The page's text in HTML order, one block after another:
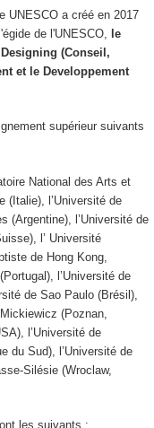
UNESCO a créé en 2017
de l'UNESCO,
le
(Conseil,
et le Developpement
supérieur suivants
National des Arts et
(Italie), l’Université de
(Argentine), l’Université de
l’ Université
de Hong Kong,
l’Université de
de Sao Paulo (Brésil),
(Poznan,
l’Université de
du Sud), l’Université de
Silésie (Wroclaw,
les suivants :